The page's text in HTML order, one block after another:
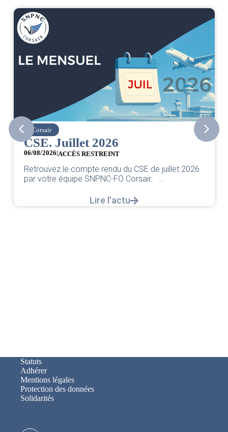
de juillet 2026
Grève chez easyJet
05/08/2026
Chers collègues, La direction vient de
classique pleurnicherie corporate. On
Statuts
Adhérer
Mentions légales
Protection des données
Solidarités